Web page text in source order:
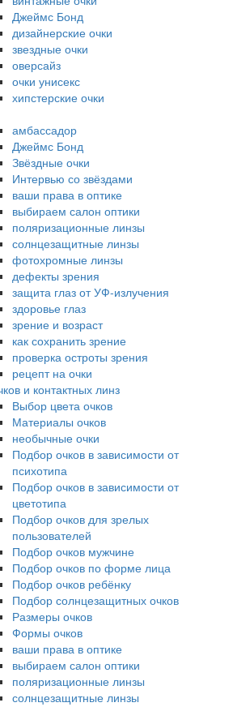
Джеймс Бонд
дизайнерские очки
звездные очки
оверсайз
очки унисекс
хипстерские очки
амбассадор
Джеймс Бонд
Звёздные очки
Интервью со звёздами
ваши права в оптике
выбираем салон оптики
поляризационные линзы
солнцезащитные линзы
фотохромные линзы
дефекты зрения
защита глаз от УФ-излучения
здоровье глаз
зрение и возраст
как сохранить зрение
проверка остроты зрения
рецепт на очки
и контактных линз
Выбор цвета очков
Материалы очков
необычные очки
Подбор очков в зависимости от
психотипа
Подбор очков в зависимости от
цветотипа
Подбор очков для зрелых
пользователей
Подбор очков мужчине
Подбор очков по форме лица
Подбор очков ребёнку
Подбор солнцезащитных очков
Размеры очков
Формы очков
ваши права в оптике
выбираем салон оптики
поляризационные линзы
солнцезащитные линзы